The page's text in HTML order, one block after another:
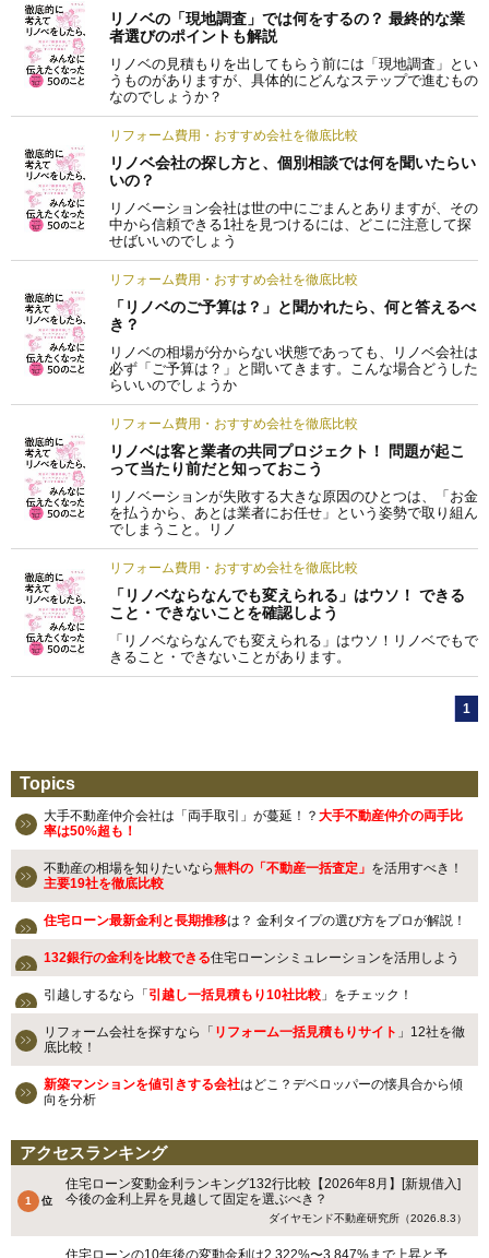
リノベの「現地調査」では何をするの？ 最終的な業
者選びのポイントも解説
リノベの見積もりを出してもらう前には「現地調査」とい
うものがありますが、具体的にどんなステップで進むもの
なのでしょうか？
リフォーム費用・おすすめ会社を徹底比較
リノベ会社の探し方と、個別相談では何を聞いたらい
いの？
リノベーション会社は世の中にごまんとありますが、その
中から信頼できる1社を見つけるには、どこに注意して探
せばいいのでしょう
リフォーム費用・おすすめ会社を徹底比較
「リノベのご予算は？」と聞かれたら、何と答えるべ
き？
リノベの相場が分からない状態であっても、リノベ会社は
必ず「ご予算は？」と聞いてきます。こんな場合どうした
らいいのでしょうか
リフォーム費用・おすすめ会社を徹底比較
リノベは客と業者の共同プロジェクト！ 問題が起こ
って当たり前だと知っておこう
リノベーションが失敗する大きな原因のひとつは、「お金
を払うから、あとは業者にお任せ」という姿勢で取り組ん
でしまうこと。リノ
リフォーム費用・おすすめ会社を徹底比較
「リノベならなんでも変えられる」はウソ！ できる
こと・できないことを確認しよう
「リノベならなんでも変えられる」はウソ！リノベでもで
きること・できないことがあります。
1
Topics
大手不動産仲介会社は「両手取引」が蔓延！？ 大手不動産仲介の両手比
率は50%超も！
不動産の相場を知りたいなら無料の「不動産一括査定」 を活用すべき！
主要19社を徹底比較
住宅ローン最新金利と長期推移は？ 金利タイプの選び方をプロが解説！
132銀行の金利を比較できる住宅ローンシミュレーションを活用しよう
引越しするなら「 引越し一括見積もり10社比較 」をチェック！
リフォーム会社を探すなら「 リフォーム一括見積もりサイト 」12社を徹
底比較！
新築マンションを値引きする会社はどこ？デベロッパーの懐具合から傾
向を分析
アクセスランキング
住宅ローン変動金利ランキング132行比較【2026年8月】[新規借入]
今後の金利上昇を見越して固定を選ぶべき？
ダイヤモンド不動産研究所（2026.8.3）
住宅ローンの10年後の変動金利は2.322%〜3.847%まで上昇と予